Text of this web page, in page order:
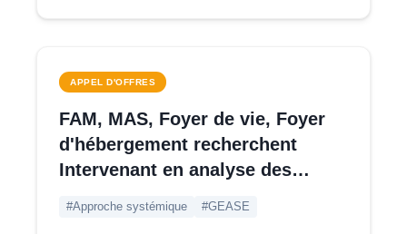
APPEL D'OFFRES
FAM, MAS, Foyer de vie, Foyer
d'hébergement recherchent
Intervenant en analyse des
#Approche systémique #GEASE